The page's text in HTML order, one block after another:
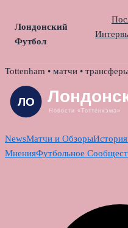
Лондонский
Футбол
Skip
content
Tottenham • матчи •
NewsМатчи и Обзоры
МненияФутбольное